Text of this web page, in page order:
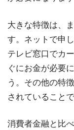
大きな特徴は、
す。ネットで申
テレビ窓口でカ
ぐにお金が必要
う。その他の特
されていることで
消費者金融と比